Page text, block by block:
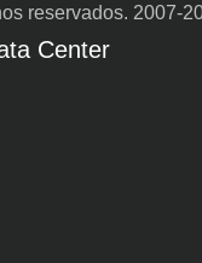
reservados. 2007-
Center